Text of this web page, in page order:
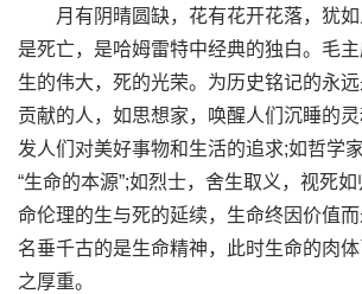
月有阴晴圆缺，花有花开花落，犹如
是死亡，是哈姆雷特中经典的独白。毛主
生的伟大，死的光荣。为历史铭记的永
贡献的人，如思想家，唤醒人们沉睡的
发人们对美好事物和生活的追求;如哲学
“生命的本源”;如烈士，舍生取义，视死
命伦理的生与死的延续，生命终因价值而
名垂千古的是生命精神，此时生命的肉
之厚重。